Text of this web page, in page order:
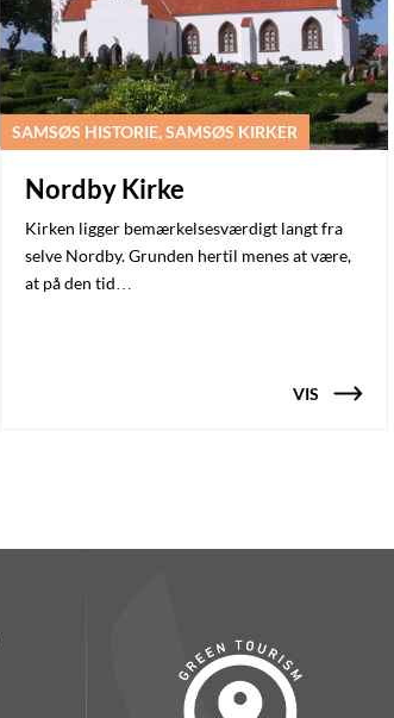
SAMSØS HISTORIE, SAMSØS KIRKER
Nordby Kirke
Kirken ligger bemærkelsesværdigt langt fra
selve Nordby. Grunden hertil menes at være,
at på den tid…
VIS